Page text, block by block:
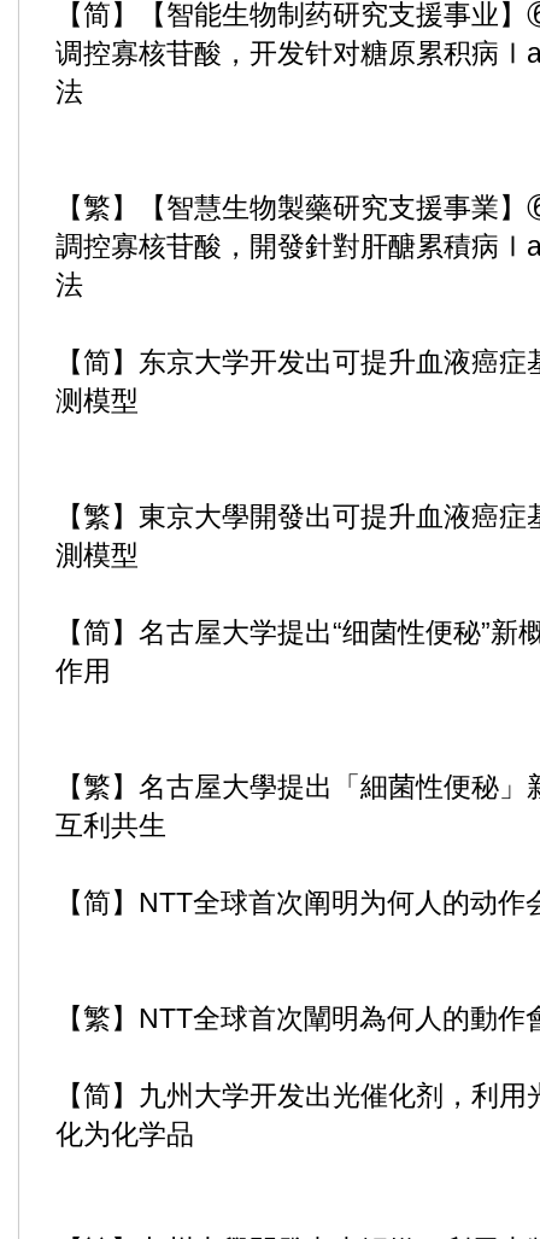
【简】【智能生物制药研究支援事业
调控寡核苷酸，开发针对糖原累积病
法
【繁】【智慧生物製藥研究支援事業
調控寡核苷酸，開發針對肝醣累積病
法
【简】东京大学开发出可提升血液癌
测模型
【繁】東京大學開發出可提升血液癌
測模型
【简】名古屋大学提出“细菌性便秘”
作用
【繁】名古屋大學提出「細菌性便秘
互利共生
【简】NTT全球首次阐明为何人的动
【繁】NTT全球首次闡明為何人的動
【简】九州大学开发出光催化剂，利
化为化学品